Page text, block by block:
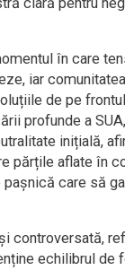
în care
iar
de pe
profunde a
inițială,
părțile aflate în
care să
controversată,
echilibrul de